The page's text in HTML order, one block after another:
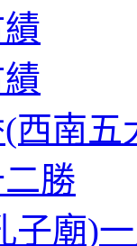
西南五
勝
子廟)